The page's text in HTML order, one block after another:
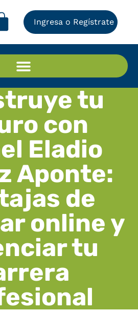
Ingresa o Regístrate
tu
con
Eladio
Aponte:
de
online y
tu